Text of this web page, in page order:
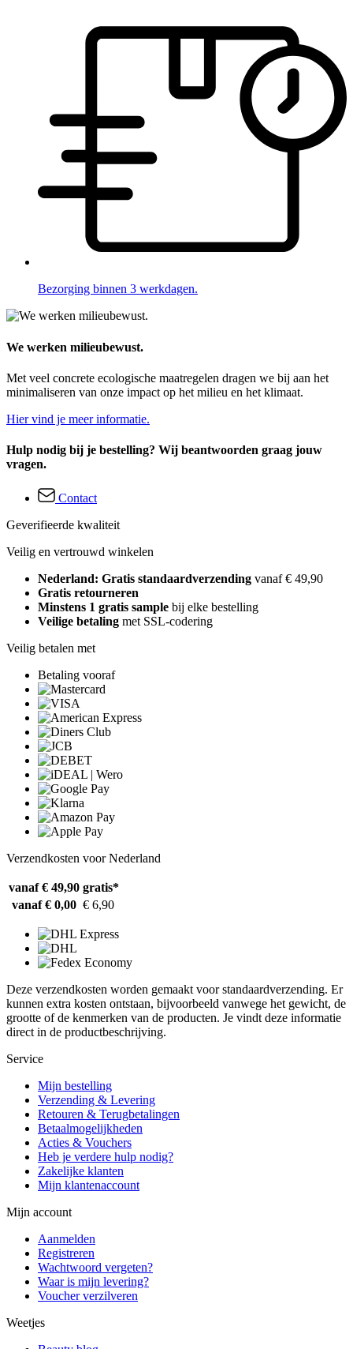
Bezorging binnen 3 werkdagen.
We werken milieubewust.
Met veel concrete ecologische maatregelen dragen we bij aan het
minimaliseren van onze impact op het milieu en het klimaat.
Hier vind je meer informatie.
Hulp nodig bij je bestelling? Wij beantwoorden graag jouw
vragen.
Contact
Geverifieerde kwaliteit
Veilig en vertrouwd winkelen
Nederland: Gratis standaardverzending vanaf € 49,90
Gratis retourneren
Minstens 1 gratis sample bij elke bestelling
Veilige betaling met SSL-codering
Veilig betalen met
Betaling vooraf
Verzendkosten voor Nederland
vanaf € 49,90 gratis*
vanaf € 0,00 € 6,90
Deze verzendkosten worden gemaakt voor standaardverzending. Er
kunnen extra kosten ontstaan, bijvoorbeeld vanwege het gewicht, de
grootte of de kenmerken van de producten. Je vindt deze informatie
direct in de productbeschrijving.
Service
Mijn bestelling
Verzending & Levering
Retouren & Terugbetalingen
Betaalmogelijkheden
Acties & Vouchers
Heb je verdere hulp nodig?
Zakelijke klanten
Mijn klantenaccount
Mijn account
Aanmelden
Registreren
Wachtwoord vergeten?
Waar is mijn levering?
Voucher verzilveren
Weetjes